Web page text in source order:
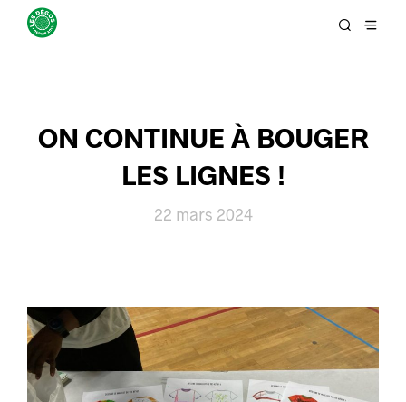
ON CONTINUE À BOUGER
LES LIGNES !
22 mars 2024